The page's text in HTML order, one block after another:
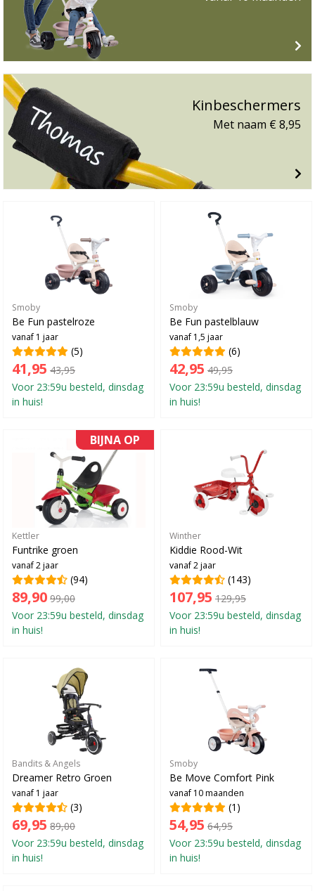
Kinbeschermers
Met naam € 8,95
Smoby
Be Fun pastelroze
vanaf 1 jaar
(5)
41,95 43,95
Voor 23:59u besteld, dinsdag
in huis!
Smoby
Be Fun pastelblauw
vanaf 1,5 jaar
(6)
42,95 49,95
Voor 23:59u besteld, dinsdag
in huis!
BIJNA OP
Kettler
Funtrike groen
vanaf 2 jaar
(94)
89,90 99,00
Voor 23:59u besteld, dinsdag
in huis!
Winther
Kiddie Rood-Wit
vanaf 2 jaar
(143)
107,95 129,95
Voor 23:59u besteld, dinsdag
in huis!
Bandits & Angels
Dreamer Retro Groen
vanaf 1 jaar
(3)
69,95 89,00
Voor 23:59u besteld, dinsdag
in huis!
Smoby
Be Move Comfort Pink
vanaf 10 maanden
(1)
54,95 64,95
Voor 23:59u besteld, dinsdag
in huis!